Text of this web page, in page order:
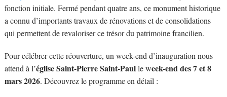
fonction initiale. Fermé pendant quatre ans, ce monument historique
a connu d’importants travaux de rénovations et de consolidations
qui permettent de revaloriser ce trésor du patrimoine francilien.
Pour célébrer cette réouverture, un week-end d’inauguration nous
attend à l’église Saint-Pierre Saint-Paulle week-end des 7 et 8
mars 2026. Découvrez le programme en détail :